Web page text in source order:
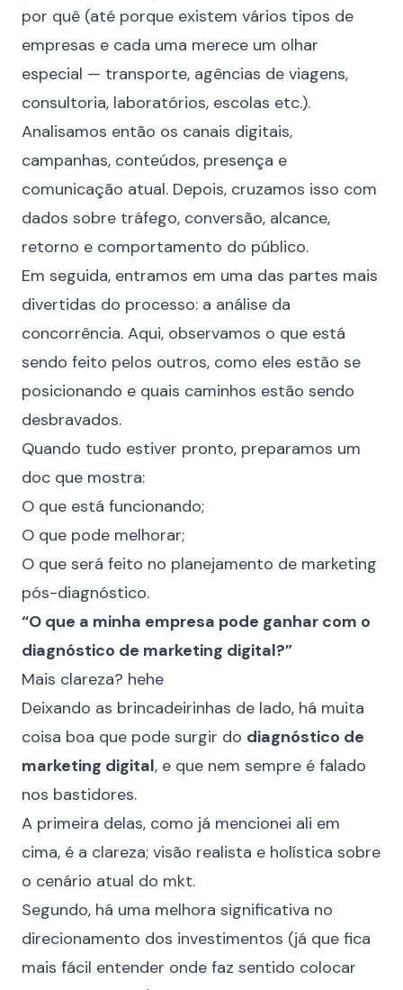
por quê (até porque existem vários tipos de
empresas e cada uma merece um olhar
especial — transporte, agências de viagens,
consultoria, laboratórios, escolas etc.).
Analisamos então os canais digitais,
campanhas, conteúdos, presença e
comunicação atual. Depois, cruzamos isso com
dados sobre tráfego, conversão, alcance,
retorno e comportamento do público.
Em seguida, entramos em uma das partes mais
divertidas do processo: a análise da
concorrência. Aqui, observamos o que está
sendo feito pelos outros, como eles estão se
posicionando e quais caminhos estão sendo
desbravados.
Quando tudo estiver pronto, preparamos um
doc que mostra:
O que está funcionando;
O que pode melhorar;
O que será feito no planejamento de marketing
pós-diagnóstico.
“O que a minha empresa pode ganhar com o
diagnóstico de marketing digital?”
Mais clareza? hehe
Deixando as brincadeirinhas de lado, há muita
coisa boa que pode surgir do diagnóstico de
marketing digital, e que nem sempre é falado
nos bastidores.
A primeira delas, como já mencionei ali em
cima, é a clareza; visão realista e holística sobre
o cenário atual do mkt.
Segundo, há uma melhora significativa no
direcionamento dos investimentos (já que fica
mais fácil entender onde faz sentido colocar